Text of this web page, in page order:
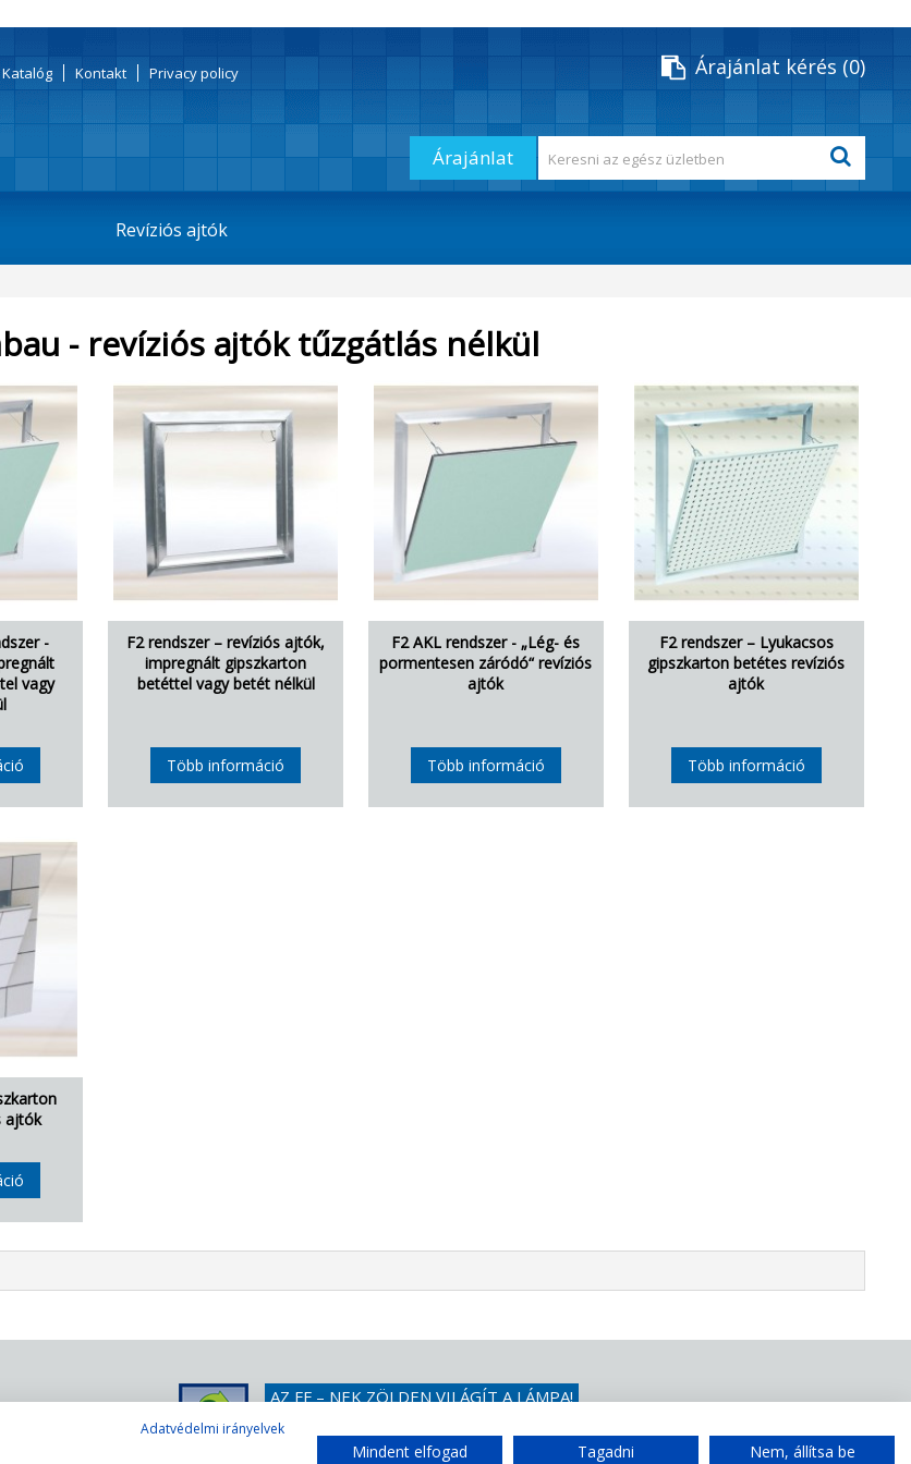
Katalóg Kontakt Privacy policy Árajánlat kérés 0
Revíziós ajtók
Árajánlat
- revíziós ajtók tűzgátlás nélkül
-
vagy
F2 rendszer – revíziós ajtók,
impregnált gipszkarton
betéttel vagy betét nélkül
Több információ
F2 AKL rendszer - „Lég- és
pormentesen záródó“ revíziós
ajtók
Több információ
F2 rendszer – Lyukacsos
gipszkarton betétes revíziós
ajtók
Több információ
ajtók
AZ FF – NEK ZÖLDEN VILÁGÍT A LÁMPA!
Egyszerűen tessék rákérdezni a mi
DGNB certifikációnkra
Adatvédelmi irányelvek
Mindent elfogad Tagadni Nem, állítsa be